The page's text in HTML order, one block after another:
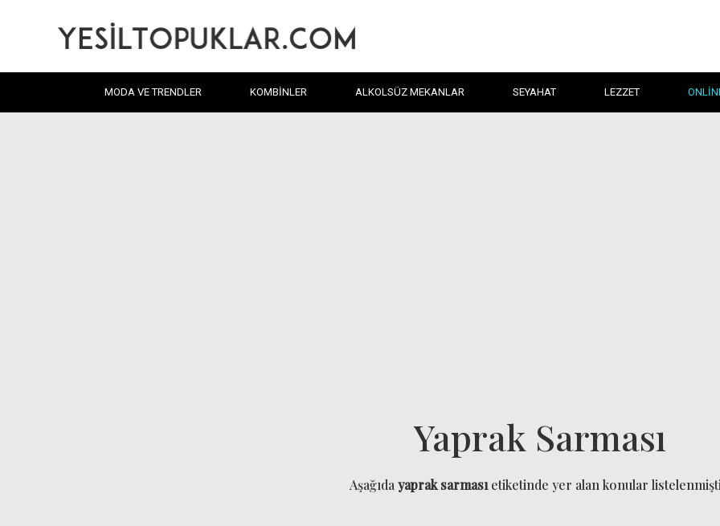
MODA VE TRENDLER KOMBINLER ALKOLSÜZ MEKANLAR SEYAHAT LEZZET
Yaprak Sarması
Aşağıda yaprak sarması etiketinde yer alan konular